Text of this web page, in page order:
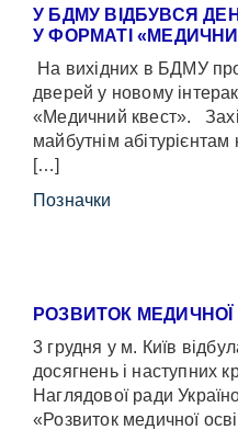
У БДМУ ВІДБУВСЯ
У ФОРМАТІ
На вихідних в БДМУ
дверей у новому
«Медичний квест».
майбутнім
[…]
Позначки
РОЗВИТОК МЕДИЧНОЇ
3 грудня у м. Київ
досягнень і наступних
Наглядової ради
«Розвиток медичної